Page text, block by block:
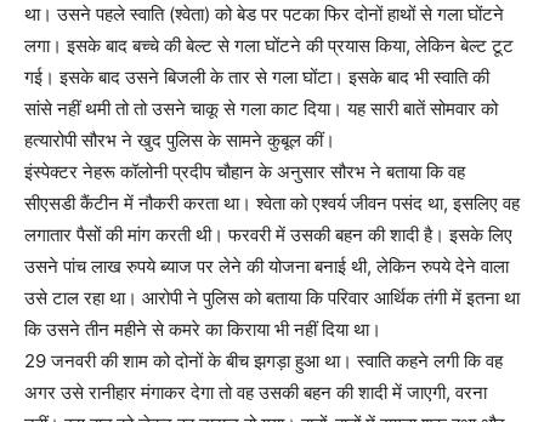
था। उसने पहले स्वाति (श्वेता) को बेड पर पटका फिर दोनों हाथों से गला घोंटने
लगा। इसके बाद बच्चे की बेल्ट से गला घोंटने की प्रयास किया, लेकिन बेल्ट टूट
गई। इसके बाद उसने बिजली के तार से गला घोंटा। इसके बाद भी स्वाति की
सांसे नहीं थमी तो तो उसने चाकू से गला काट दिया। यह सारी बातें सोमवार को
हत्यारोपी सौरभ ने खुद पुलिस के सामने कुबूल कीं।
इंस्पेक्टर नेहरू कॉलोनी प्रदीप चौहान के अनुसार सौरभ ने बताया कि वह
सीएसडी कैंटीन में नौकरी करता था। श्वेता को एश्वर्य जीवन पसंद था, इसलिए वह
लगातार पैसों की मांग करती थी। फरवरी में उसकी बहन की शादी है। इसके लिए
उसने पांच लाख रुपये ब्याज पर लेने की योजना बनाई थी, लेकिन रुपये देने वाला
उसे टाल रहा था। आरोपी ने पुलिस को बताया कि परिवार आर्थिक तंगी में इतना था
कि उसने तीन महीने से कमरे का किराया भी नहीं दिया था।
29 जनवरी की शाम को दोनों के बीच झगड़ा हुआ था। स्वाति कहने लगी कि वह
अगर उसे रानीहार मंगाकर देगा तो वह उसकी बहन की शादी में जाएगी, वरना